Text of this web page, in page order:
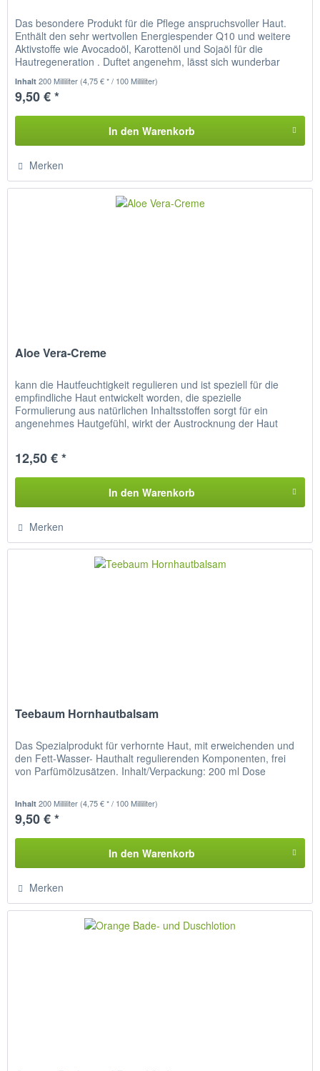
Das besondere Produkt für die Pflege anspruchsvoller Haut.
Enthält den sehr wertvollen Energiespender Q10 und weitere
Aktivstoffe wie Avocadoöl, Karottenöl und Sojaöl für die
Hautregeneration . Duftet angenehm, lässt sich wunderbar
Inhalt200 Milliliter (4,75 € * / 100 Milliliter)
9,50 € *
In den Warenkorb
Merken
Aloe Vera-Creme
kann die Hautfeuchtigkeit regulieren und ist speziell für die
empfindliche Haut entwickelt worden, die spezielle
Formulierung aus natürlichen Inhaltsstoffen sorgt für ein
angenehmes Hautgefühl, wirkt der Austrocknung der Haut
12,50 € *
In den Warenkorb
Merken
Teebaum Hornhautbalsam
Das Spezialprodukt für verhornte Haut, mit erweichenden und
den Fett-Wasser- Hauthalt regulierenden Komponenten, frei
von Parfümölzusätzen. Inhalt/Verpackung: 200 ml Dose
Inhalt200 Milliliter (4,75 € * / 100 Milliliter)
9,50 € *
In den Warenkorb
Merken